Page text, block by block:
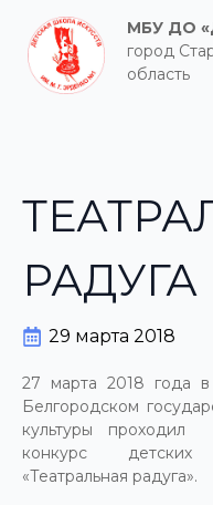
МБУ ДО
город
область
РАДУГА
29 марта 2018
27 марта 2018 года
Белгородском
культуры проходил
конкурс детских
«Театральная радуга».